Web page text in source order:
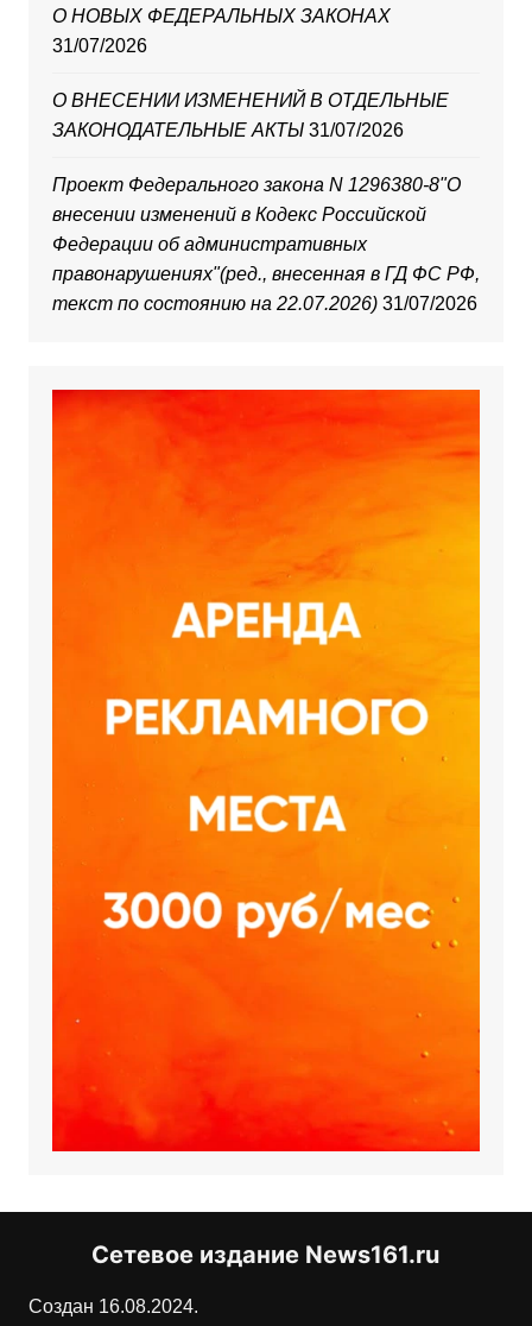
О НОВЫХ ФЕДЕРАЛЬНЫХ ЗАКОНАХ
31/07/2026
О ВНЕСЕНИИ ИЗМЕНЕНИЙ В ОТДЕЛЬНЫЕ
ЗАКОНОДАТЕЛЬНЫЕ АКТЫ 31/07/2026
Проект Федерального закона N 1296380-8"О
внесении изменений в Кодекс Российской
Федерации об административных
правонарушениях"(ред., внесенная в ГД ФС РФ,
текст по состоянию на 22.07.2026) 31/07/2026
Сетевое издание News161.ru
Создан 16.08.2024.